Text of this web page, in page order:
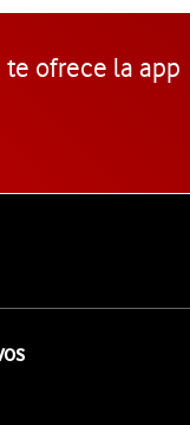
te ofrece la app